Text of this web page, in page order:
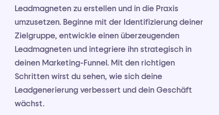
Leadmagneten zu erstellen und in die Praxis
umzusetzen. Beginne mit der Identifizierung deiner
Zielgruppe, entwickle einen überzeugenden
Leadmagneten und integriere ihn strategisch in
deinen Marketing-Funnel. Mit den richtigen
Schritten wirst du sehen, wie sich deine
Leadgenerierung verbessert und dein Geschäft
wächst.